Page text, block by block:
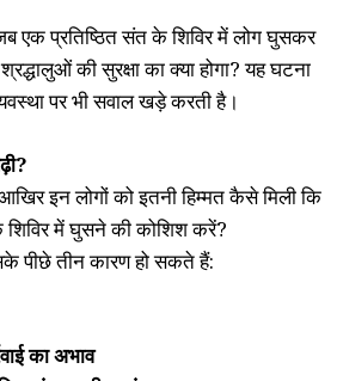
एक प्रतिष्ठित संत के शिविर में लोग घुसकर
की सुरक्षा का क्या होगा? यह घटना
पर भी सवाल खड़े करती है।
इन लोगों को इतनी हिम्मत कैसे मिली कि
में घुसने की कोशिश करें?
पीछे तीन कारण हो सकते हैं:
का अभाव